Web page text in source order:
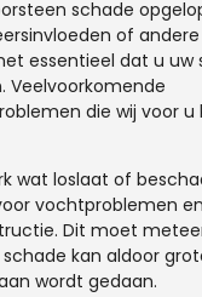
schade
of
essentieel dat u
Veelvoorkomende
die wij voor u
wat loslaat of
vochtproblemen
Dit moet
kan aldoor
wordt gedaan.